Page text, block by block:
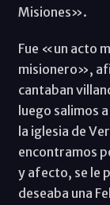
Misiones».
Fue «un acto
misionero»,
cantaban
luego salimos
la iglesia de
encontramos
y afecto, se le
deseaba una